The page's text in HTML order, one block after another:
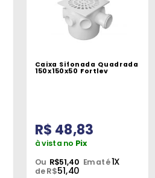
Caixa Sifonada Quadrada
150x150x50 Fortlev
R$ 48,83
à vista no Pix
Ou R$51,40 Em até1X
de R$51,40